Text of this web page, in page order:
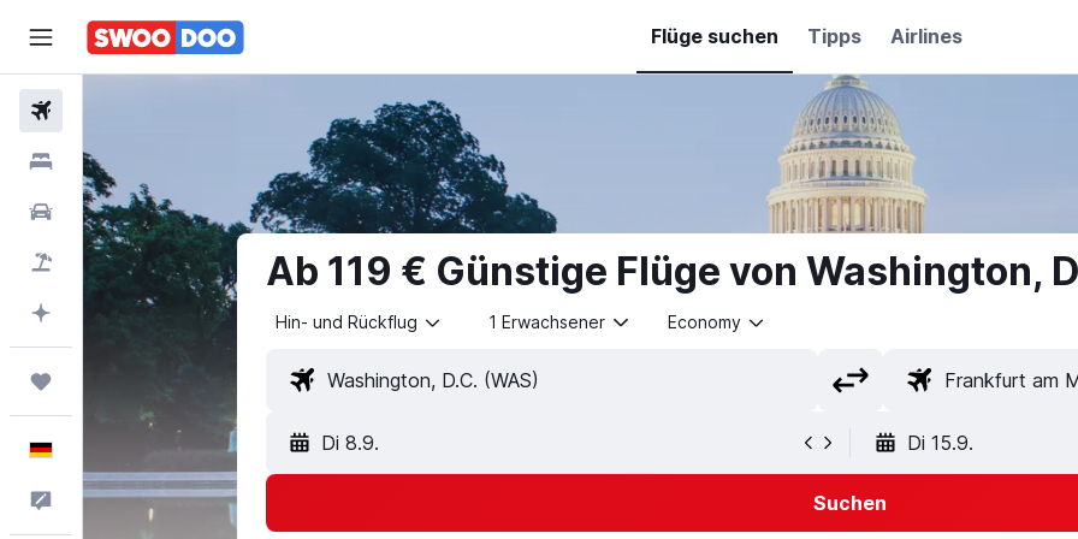
Flüge suchen Tipps Airlines
Unterkünfte
Mietwagen
Pauschalreisen
Mit KI planen
Feedback
Ab 119 € Günstige Flüge von Washington,
Hin- und Rückflug 1 Erwachsener Economy
Di 8.9. Di 15.9.
Suchen